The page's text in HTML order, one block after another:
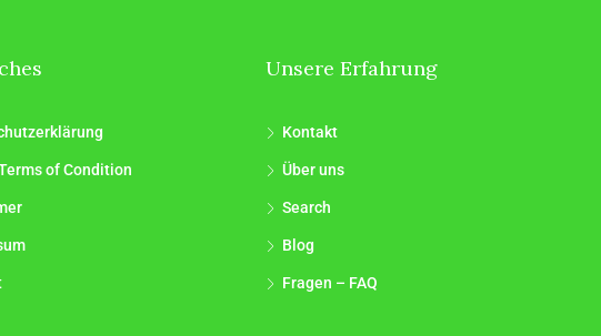
of Condition
Unsere Erfahrung
Kontakt
Über uns
Search
Blog
Fragen – FAQ